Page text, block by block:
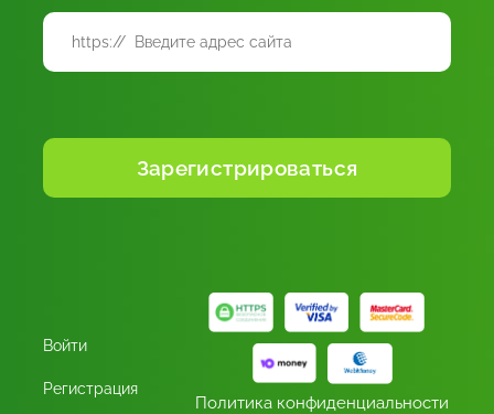
Войти
Регистрация
Политика конфиденциальности